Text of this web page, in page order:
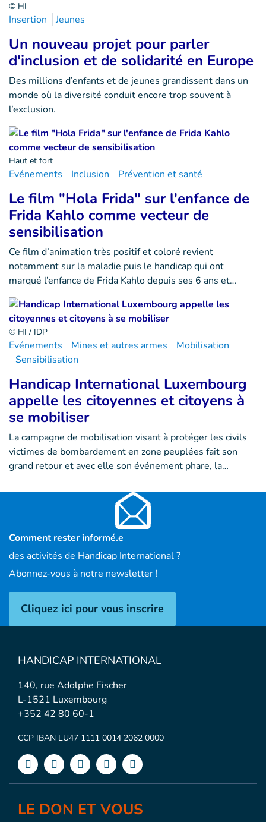
© HI
Insertion Jeunes
Un nouveau projet pour parler
d'inclusion et de solidarité en Europe
Des millions d’enfants et de jeunes grandissent dans un
monde où la diversité conduit encore trop souvent à
l’exclusion.
Haut et fort
Evénements Inclusion Prévention et santé
Le film "Hola Frida" sur l'enfance de
Frida Kahlo comme vecteur de
sensibilisation
Ce film d’animation très positif et coloré revient
notamment sur la maladie puis le handicap qui ont
marqué l’enfance de Frida Kahlo depuis ses 6 ans et…
© HI / IDP
Evénements Mines et autres armes
Mobilisation
Sensibilisation
Handicap International Luxembourg
appelle les citoyennes et citoyens à
se mobiliser
La campagne de mobilisation visant à protéger les civils
victimes de bombardement en zone peuplées fait son
grand retour et avec elle son événement phare, la…
Comment rester informé.e
des activités de Handicap International ?
Abonnez-vous à notre newsletter !
Cliquez ici pour vous inscrire
HANDICAP INTERNATIONAL
140, rue Adolphe Fischer
L-1521 Luxembourg
+352 42 80 60-1
CCP IBAN LU47 1111 0014 2062 0000
LE DON ET VOUS